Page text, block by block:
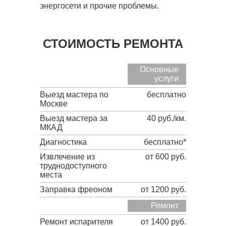
энергосети и прочие проблемы.
СТОИМОСТЬ РЕМОНТА
Основные
услуги
Выезд мастера по
Москве
бесплатно
Выезд мастера за
МКАД
40 руб./км.
Диагностика
бесплатно*
Извлечение из
труднодоступного
места
от 600 руб.
Заправка фреоном
от 1200 руб.
Ремонт
Ремонт испарителя
от 1400 руб.